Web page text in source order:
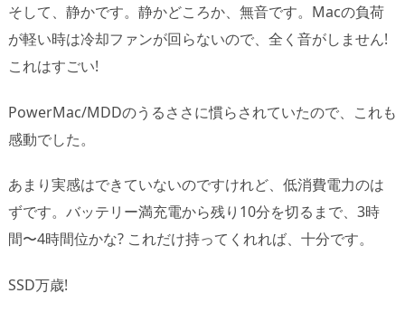
そして、静かです。静かどころか、無音です。Macの負荷
が軽い時は冷却ファンが回らないので、全く音がしません!
これはすごい!
PowerMac/MDDのうるささに慣らされていたので、これも
感動でした。
あまり実感はできていないのですけれど、低消費電力のは
ずです。バッテリー満充電から残り10分を切るまで、3時
間〜4時間位かな? これだけ持ってくれれば、十分です。
SSD万歳!